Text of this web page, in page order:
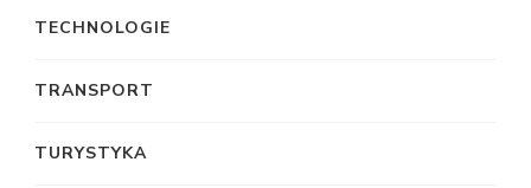
TECHNOLOGIE
TRANSPORT
TURYSTYKA